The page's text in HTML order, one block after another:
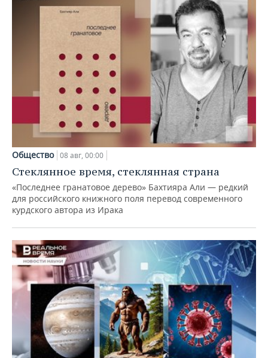
Общество 08 авг, 00:00
Стеклянное время, стеклянная страна
«Последнее гранатовое дерево» Бахтияра Али — редкий
для российского книжного поля перевод современного
курдского автора из Ирака